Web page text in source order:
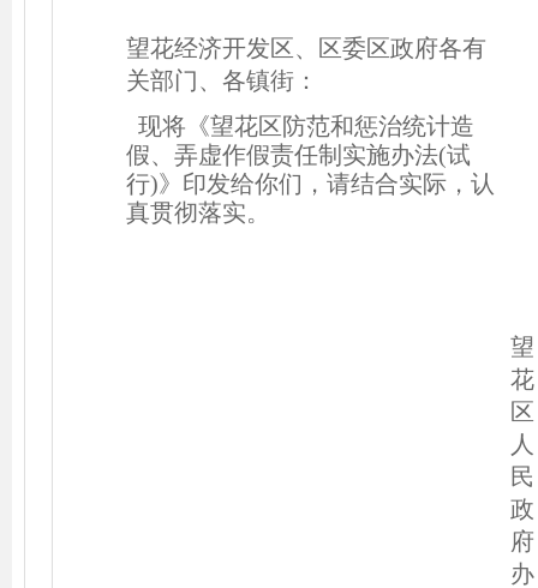
望花经济开发区、区委区政府各有
关部门、各镇街：
现将《望花区防范和惩治统计造
假、弄虚作假责任制实施办法(试
行)》印发给你们，请结合实际，认
真贯彻落实。
望
花
区
人
民
政
府
办